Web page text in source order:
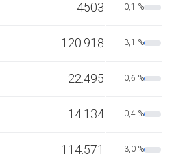
4503 0,1 %
120.918 3,1 %
22.495 0,6 %
14.134 0,4 %
114.571 3,0 %